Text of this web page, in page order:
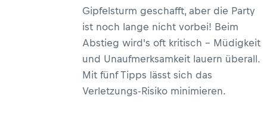
findest du eine lesenswerte
Reisestory über den
Fernwanderweg GR 221, der den
Norden Mallorcas durchquert. Hier
stellen wir dir die Etappen des GR
221 im Detail vor und empfehlen
Gipfelsturm geschafft, aber die Party
ist noch lange nicht vorbei! Beim
Abstieg wird's oft kritisch – Müdigkeit
und Unaufmerksamkeit lauern überall.
Mit fünf Tipps lässt sich das
Verletzungs-Risiko minimieren.